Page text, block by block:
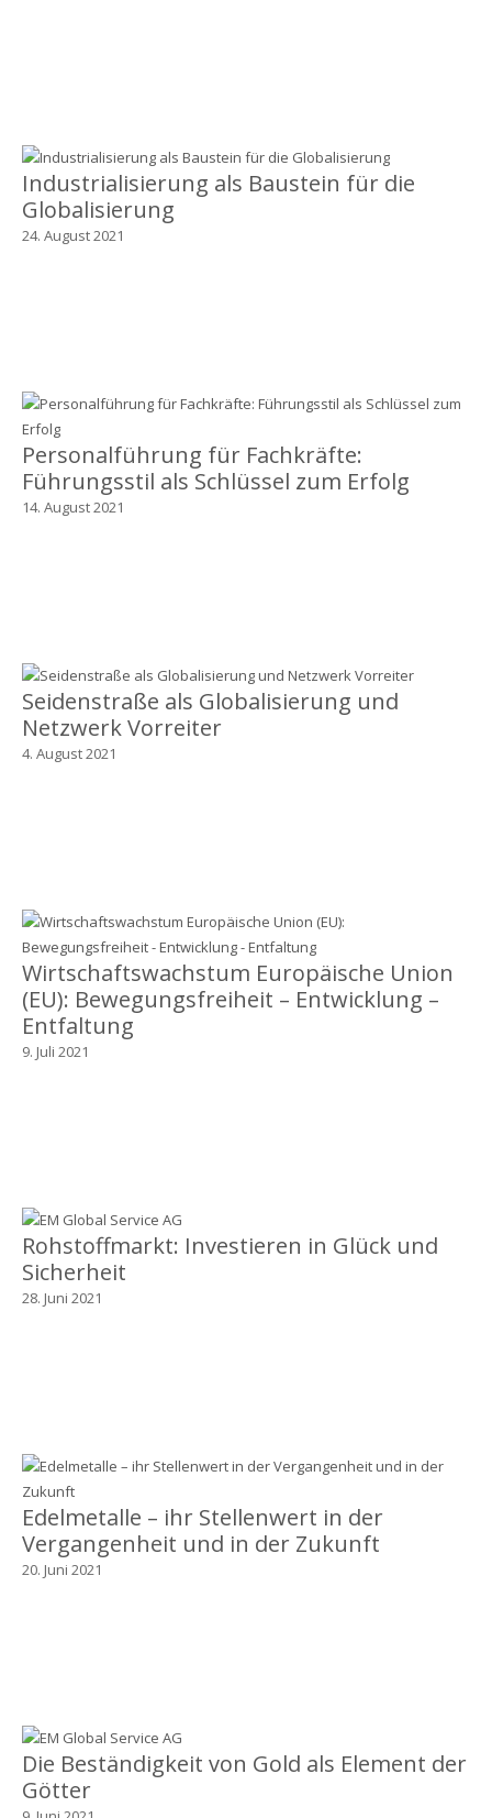
Industrialisierung als Baustein für die
Globalisierung
24. August 2021
Personalführung für Fachkräfte:
Führungsstil als Schlüssel zum Erfolg
14. August 2021
Seidenstraße als Globalisierung und
Netzwerk Vorreiter
4. August 2021
Wirtschaftswachstum Europäische Union
(EU): Bewegungsfreiheit – Entwicklung –
Entfaltung
9. Juli 2021
Rohstoffmarkt: Investieren in Glück und
Sicherheit
28. Juni 2021
Edelmetalle – ihr Stellenwert in der
Vergangenheit und in der Zukunft
20. Juni 2021
Die Beständigkeit von Gold als Element der
Götter